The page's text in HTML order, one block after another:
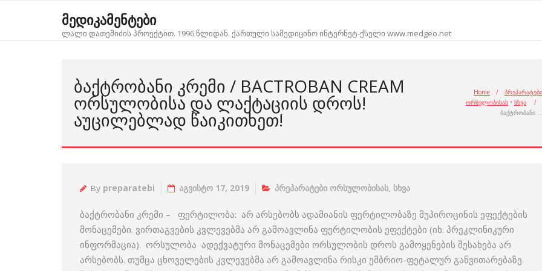
მედიკამენტები
ლალი დათეშიძის პროექტით. 1996 წლიდან. ქართული სამედიცინო ინტერნეტ-ქსელი www.medgeo.net
ᲑᲐᲥᲢᲠᲝᲑᲐᲜᲘ ᲙᲠᲔᲛᲘ / BACTROBAN CREAM
ᲝᲠᲡᲣᲚᲝᲑᲘᲡᲐ ᲓᲐ ᲚᲐᲥᲢᲐᲪᲘᲘᲡ ᲓᲠᲝᲡ!
ᲐᲣᲪᲘᲚᲔᲑᲚᲐᲓ ᲬᲐᲘᲙᲘᲗᲮᲔᲗ!
Home /
პრეპარატები
ორსულობისას • სხვა
/
ბაქტრობანი …
By preparatebi აგვისტო 17, 2019 პრეპარატები ორსულობისას, სხვა
ბაქტრობანი კრემი – ფერტილობა: არ არსებობს ადამიანის ფერტილობაზე მუპიროცინის ეფექტების
მონაცემები. ვირთაგვების კვლევებმა არ გამოავლინა ფერტილობის ეფექტები (იხ. პრეკლინიკური
ინფორმაცია). ორსულობა ადექვატური მონაცემები ორსულობის დროს გამოყენების შესახება არ
არსებობს. თუმცა ცხოველების კვლევებმა არ გამოავლინა რისკი ემბრიო-ფეტალურ განვითარებაზე.